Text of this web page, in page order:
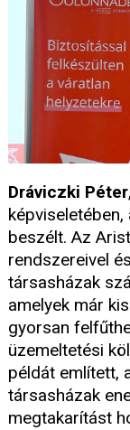
Dráviczki Péter
beszélt. Az
rendszereivel
társasházak
amelyek már
gyorsan
üzemeltetési
példát említett,
társasházak
megtakarítást